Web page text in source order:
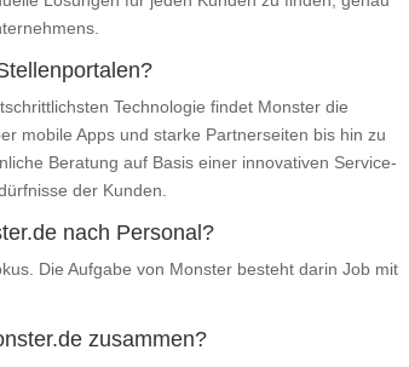
Technologie findet Monster die
mobile Apps und starke Partnerseiten bis hin zu
Beratung auf Basis einer innovativen Service-
der Kunden.
nach Personal?
Die Aufgabe von Monster besteht darin Job mit
zusammen?